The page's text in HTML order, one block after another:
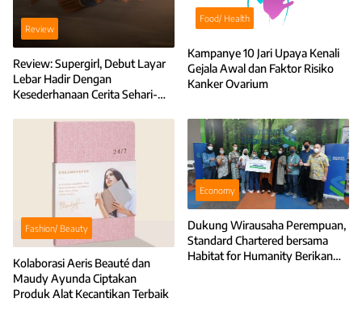
Review
Review: Supergirl, Debut Layar
Lebar Hadir Dengan
Kesederhanaan Cerita Sehari-
Food/ Health
Kampanye 10 Jari Upaya Kenali
Gejala Awal dan Faktor Risiko
Kanker Ovarium
Fashion/ Beauty
Kolaborasi Aeris Beauté dan
Maudy Ayunda Ciptakan
Produk Alat Kecantikan Terbaik
Economy
Dukung Wirausaha Perempuan,
Standard Chartered bersama
Habitat for Humanity Berikan